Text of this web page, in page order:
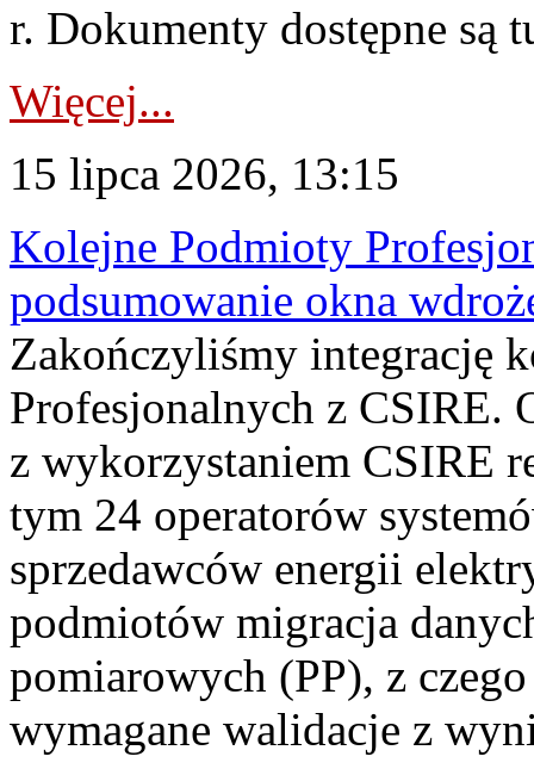
r. Dokumenty dostępne są
Więcej...
15 lipca 2026, 13:15
Kolejne Podmioty
podsumowanie okna
Zakończyliśmy integrację
Profesjonalnych z CSIRE.
z wykorzystaniem CSIRE
tym 24 operatorów
sprzedawców energii
podmiotów migracja
pomiarowych (PP), z
wymagane walidacje z